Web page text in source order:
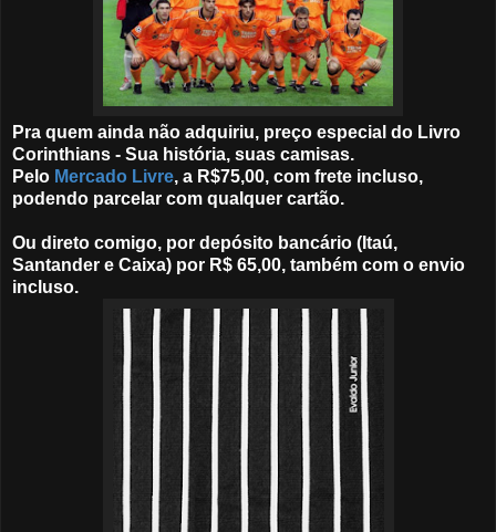
Pra quem ainda não adquiriu, preço especial do Livro
Corinthians - Sua história, suas camisas.
Pelo Mercado Livre, a R$75,00, com frete incluso,
podendo parcelar com qualquer cartão.
Ou direto comigo, por depósito bancário (Itaú,
Santander e Caixa) por R$ 65,00, também com o envio
incluso.